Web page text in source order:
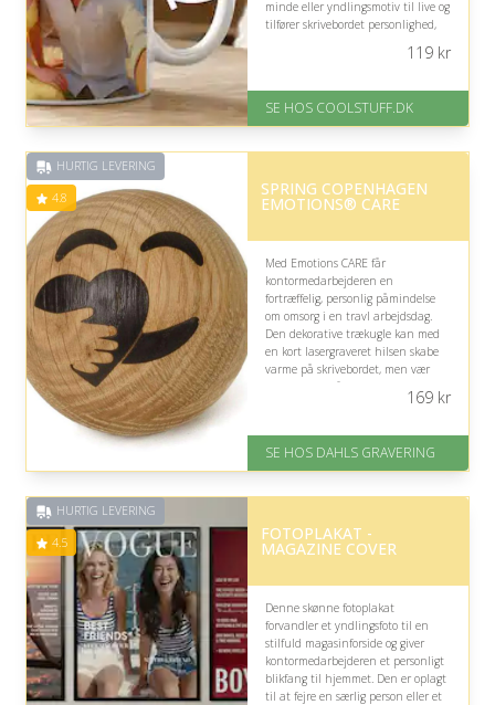
minde eller yndlingsmotiv til live og
tilfører skrivebordet personlighed,
naturligvis afhænger af billedets
På lager
Levering: Standard leveringstid
er 1-3 hverdage.
på 4.5 ud af 5
119kr
SE HOS COOLSTUFF.DK
HURTIG LEVERING
4.8 SPRING COPENHAGEN
EMOTIONS® CARE
Med Emotions CARE får
kontormedarbejderen en
fortræffelig, personlig påmindelse
om omsorg i en travl arbejdsdag.
Den dekorative trækugle kan med
en kort lasergraveret hilsen skabe
varme på skrivebordet, men vær
opmærksom på, at den begrænsede
tekstplads kræver en meget kort
På lager
Levering: 2-3 dage
Fremragende Trustpilot rating
169kr
SE HOS DAHLS GRAVERING
HURTIG LEVERING
4.5 FOTOPLAKAT -
MAGAZINE COVER
Denne skønne fotoplakat
forvandler et yndlingsfoto til en
stilfuld magasinforside og giver
kontormedarbejderen et personligt
blikfang til hjemmet. Den er oplagt
til at fejre en særlig person eller et